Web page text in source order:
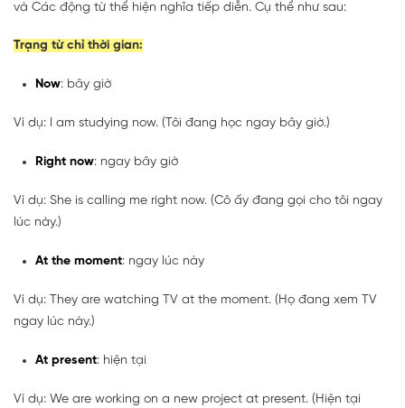
và Các động từ thể hiện nghĩa tiếp diễn. Cụ thể như sau:
Trạng từ chỉ thời gian:
Now: bây giờ
Ví dụ: I am studying now. (Tôi đang học ngay bây giờ.)
Right now: ngay bây giờ
Ví dụ: She is calling me right now. (Cô ấy đang gọi cho tôi ngay
lúc này.)
At the moment: ngay lúc này
Ví dụ: They are watching TV at the moment. (Họ đang xem TV
ngay lúc này.)
At present: hiện tại
Ví dụ: We are working on a new project at present. (Hiện tại